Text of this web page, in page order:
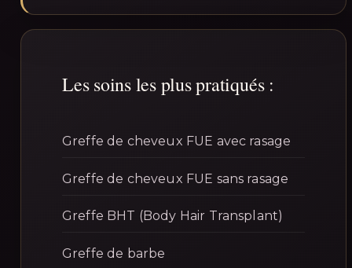
Les soins les plus pratiqués :
Greffe de cheveux FUE avec rasage
Greffe de cheveux FUE sans rasage
Greffe BHT (Body Hair Transplant)
Greffe de barbe